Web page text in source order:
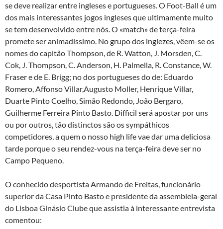
se deve realizar entre ingleses e portugueses. O Foot-Ball é um
dos mais interessantes jogos ingleses que ultimamente muito
se tem desenvolvido entre nós. O «match» de terça-feira
promete ser animadíssimo. No grupo dos inglezes, vêem-se os
nomes do capitão Thompson, de R. Watton, J. Morsden, C.
Cok, J. Thompson, C. Anderson, H. Palmella, R. Constance, W.
Fraser e de E. Brigg; no dos portugueses do de: Eduardo
Romero, Affonso Villar,Augusto Moller, Henrique Villar,
Duarte Pinto Coelho, Simão Redondo, João Bergaro,
Guilherme Ferreira Pinto Basto. Difficil será apostar por uns
ou por outros, tão distinctos são os sympáthicos
competidores, a quem o nosso high life vae dar uma deliciosa
tarde porque o seu rendez-vous na terça-feira deve ser no
Campo Pequeno.
O conhecido desportista Armando de Freitas, funcionário
superior da Casa Pinto Basto e presidente da assembleia-geral
do Lisboa Ginásio Clube que assistia à interessante entrevista
comentou: